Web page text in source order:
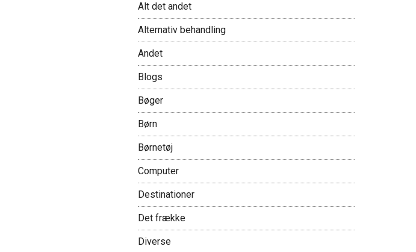
Alt det andet
Alternativ behandling
Andet
Blogs
Bøger
Børn
Børnetøj
Computer
Destinationer
Det frække
Diverse